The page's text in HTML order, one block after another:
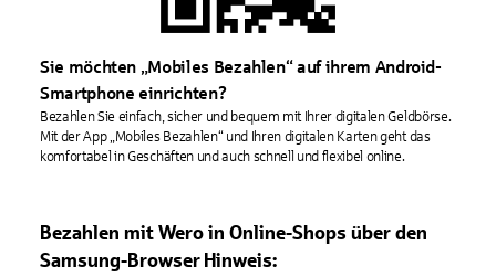
Sie möchten „Mobiles Bezahlen“ auf ihrem Android-
Smartphone einrichten?
Bezahlen Sie einfach, sicher und bequem mit Ihrer digitalen Geldbörse.
Mit der App „Mobiles Bezahlen“ und Ihren digitalen Karten geht das
komfortabel in Geschäften und auch schnell und flexibel online.
Bezahlen mit Wero in Online-Shops über den
Samsung-Browser Hinweis: